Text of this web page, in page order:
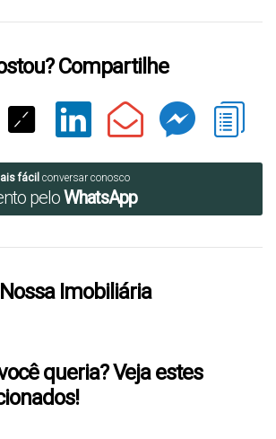
Compartilhe
fácil conversar conosco
peloWhatsApp
Nossa Imobiliária
queria? Veja estes